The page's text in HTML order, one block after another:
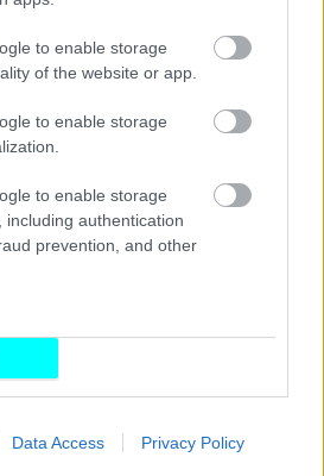
to enable storage
of the website or app.
to enable storage
to enable storage
including authentication
prevention, and other
Data Access Privacy Policy